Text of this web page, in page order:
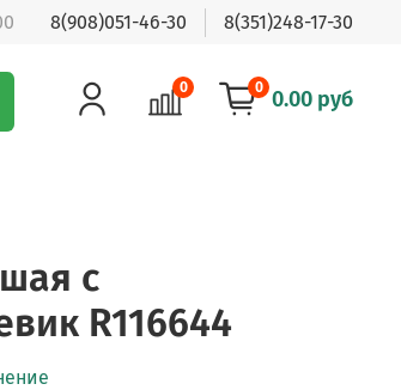
8(908)051-46-30 8(351)248-17-30
0 0 0.00 руб
с
R116644